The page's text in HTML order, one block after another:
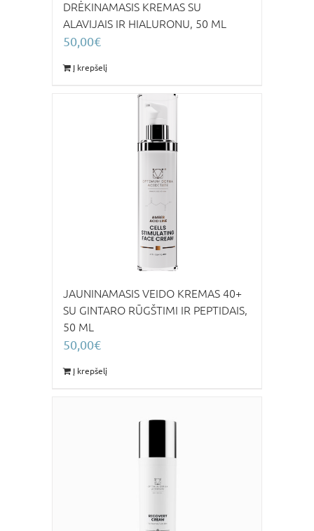
DRĖKINAMASIS KREMAS SU
ALAVIJAIS IR HIALURONU, 50 ML
50,00€
Į krepšelį
JAUNINAMASIS VEIDO KREMAS 40+
SU GINTARO RŪGŠTIMI IR PEPTIDAIS,
50 ML
50,00€
Į krepšelį